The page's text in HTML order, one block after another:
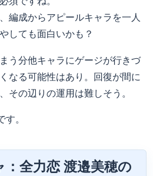
編成からアピールキャラを一人
しても面白いかも？
う分他キャラにゲージが行きづ
なる可能性はあり。回復が間に
その辺りの運用は難しそう。
す。
：全力恋渡邉美穂の